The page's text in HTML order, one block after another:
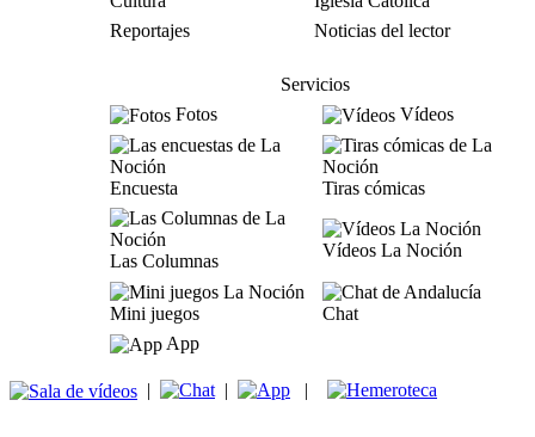
Reportajes
Noticias del lector
Servicios
Fotos
Vídeos
Encuesta Tiras cómicas
Las Columnas
Vídeos La Noción
Mini juegos
Chat
App
| | |